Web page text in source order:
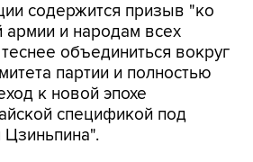
содержится призыв "ко
армии и народам всех
объединиться вокруг
партии и полностью
к новой эпохе
спецификой под